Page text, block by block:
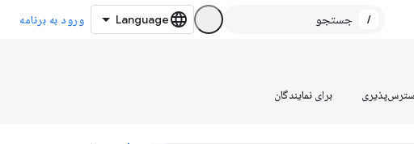
/ ورود به برنامه
برای نمایندگان